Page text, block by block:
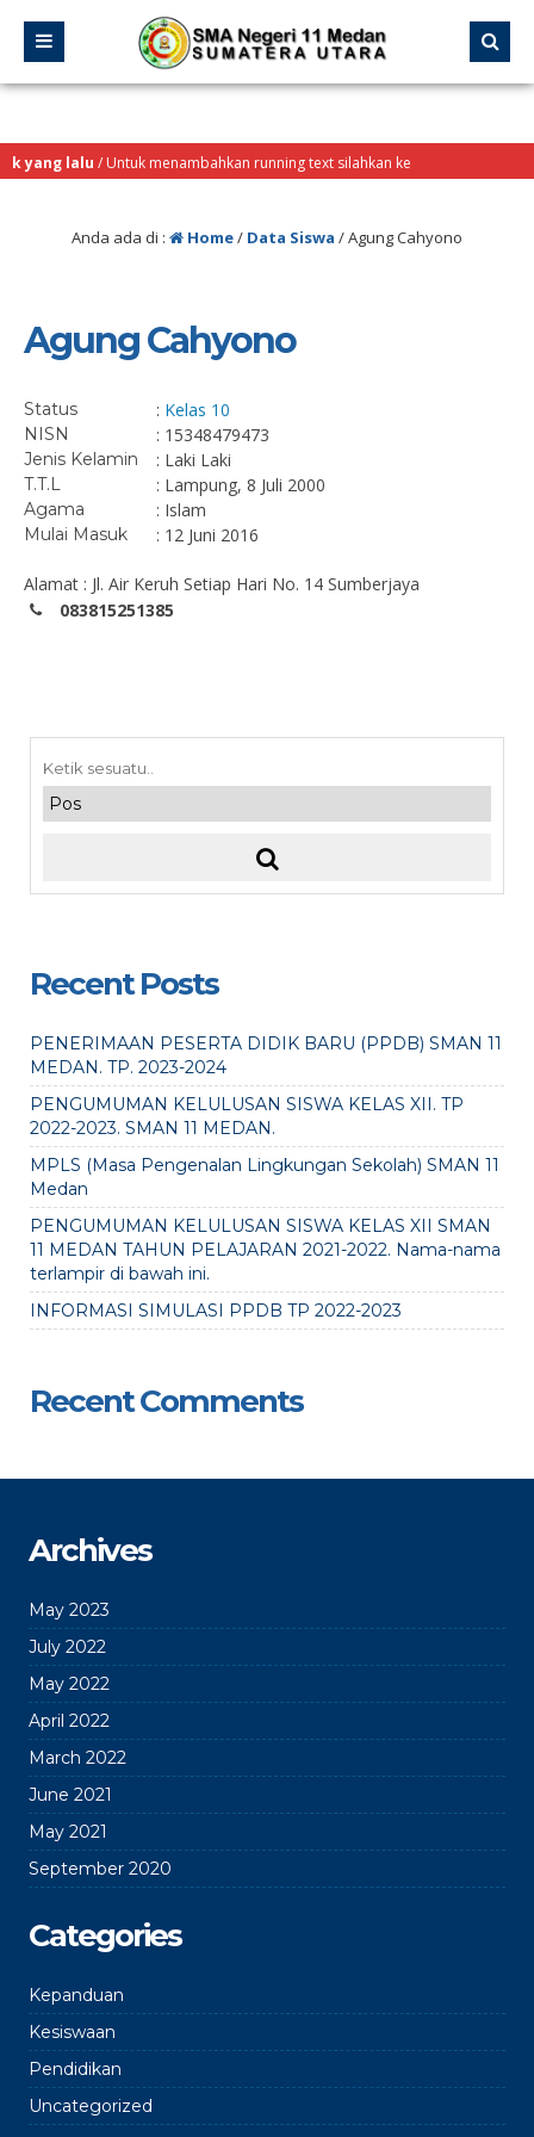
yang lalu/ Untuk menambahkan running text silahkan ke
> Sekilas Info
Anda ada di : Home/ Data Siswa /Agung Cahyono
Agung Cahyono
Status : Kelas 10
NISN : 15348479473
Jenis Kelamin : Laki Laki
T.T.L : Lampung, 8 Juli 2000
Agama : Islam
Mulai Masuk : 12 Juni 2016
Alamat : Jl. Air Keruh Setiap Hari No. 14 Sumberjaya
083815251385
Recent Posts
PENERIMAAN PESERTA DIDIK BARU (PPDB) SMAN 11
MEDAN. TP. 2023-2024
PENGUMUMAN KELULUSAN SISWA KELAS XII. TP
2022-2023. SMAN 11 MEDAN.
MPLS (Masa Pengenalan Lingkungan Sekolah) SMAN 11
Medan
PENGUMUMAN KELULUSAN SISWA KELAS XII SMAN
11 MEDAN TAHUN PELAJARAN 2021-2022. Nama-nama
terlampir di bawah ini.
INFORMASI SIMULASI PPDB TP 2022-2023
Recent Comments
Archives
May 2023
July 2022
May 2022
April 2022
March 2022
June 2021
May 2021
September 2020
Categories
Kepanduan
Kesiswaan
Pendidikan
Uncategorized